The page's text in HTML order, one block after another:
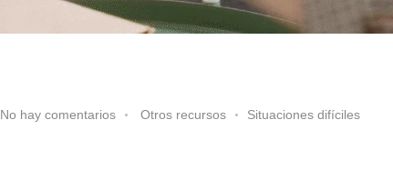
No hay comentarios Otros recursos Situaciones difíciles